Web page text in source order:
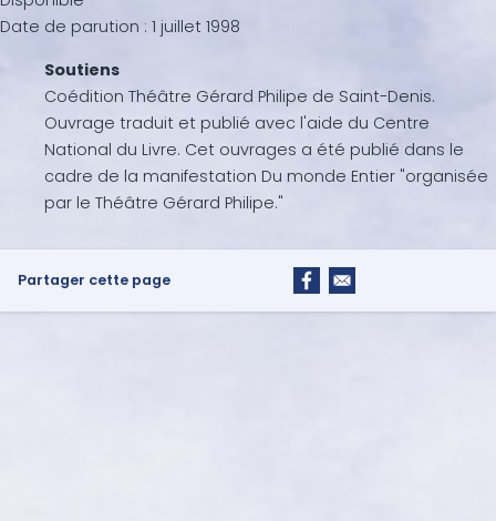
Date de parution : 1 juillet 1998
Soutiens
Coédition Théâtre Gérard Philipe de Saint-Denis.
Ouvrage traduit et publié avec l'aide du Centre
National du Livre. Cet ouvrages a été publié dans le
cadre de la manifestation Du monde Entier "organisée
par le Théâtre Gérard Philipe."
Partager cette page